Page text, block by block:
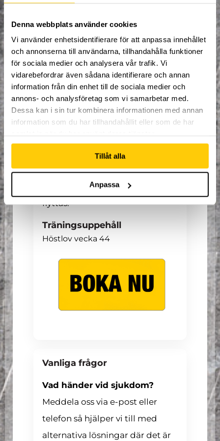
Denna webbplats använder cookies
Vi använder enhetsidentifierare för att anpassa innehållet
och annonserna till användarna, tillhandahålla funktioner
för sociala medier och analysera vår trafik. Vi
vidarebefordrar även sådana identifierare och annan
information från din enhet till de sociala medier och
annons- och analysföretag som vi samarbetar med.
Dessa kan i sin tur kombinera informationen med annan
information som du har tillhandahållit eller som de har
Tillåt alla
Anpassa
Praktiskt
2 095 kr
1 195 kr för årskortsinnehavare
(Ett par trampolinstrumpor + 1 tim
entré efter träning ingår)
Träningen leds av engagerade
barn får chans att utvecklas i sin
egen takt. Entrén efter träning
gäller samma dag och kan inte
flyttas.
Träningsuppehåll
Höstlov vecka 44
Vanliga frågor
Vad händer vid sjukdom?
Meddela oss via e-post eller
telefon så hjälper vi till med
alternativa lösningar där det är